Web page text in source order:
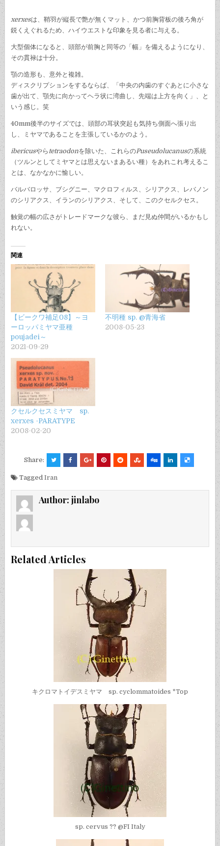
xerxesは、鞘羽が縦長で艶が無くマット、かつ前胸背板の後ろ角が
鋭くえぐれるため、ハイウエストな印象を見る者に与える。
大型個体になると、頭部が前胸と同等の「幅」を備えるようになり、
その貫禄は十分。
顎の造形も、意外と複雑。
ディスクリプションをするならば、「中央の内歯のすぐあとに小さな
歯が出て、顎先に向かってヘラ状に湾曲し、先端は上方を向く」、と
いう感じ。笑
40mm後半のサイズでは、頭部の耳状突起も気持ち側面へ張り出
し、ミヤマであることを主張しているかのよう。
ibericusやら tetraodonを除いた、これらのPuseudolucanusの系統
（ツルンとしてミヤマとは思えないまあるい種）をあれこれ考えるこ
とは、なかなかに愉しい。
バルバロッサ、ブシグニー、マクロフィルス、シリアクス、レバノン
のシリアクス、イランのシリアクス、そして、このクセルクセス。
触覚の幅の広さがトレードマークな彼ら、まだ見ぬ仲間がいるかもし
れない。
関連
【ビークワ補足08】～ヨ
ーロッパミヤマ亜種
poujadei～
2021-09-29
不明種 sp. @青海省
2008-05-23
クセルクセスミヤマ sp.
xerxes -PARATYPE
2008-02-20
Share:
TaggedIran
Author:jinlabo
Related Articles
キクロマトイデスミヤマ sp. cyclommatoides *Top
sp. cervus ?? @FI Italy